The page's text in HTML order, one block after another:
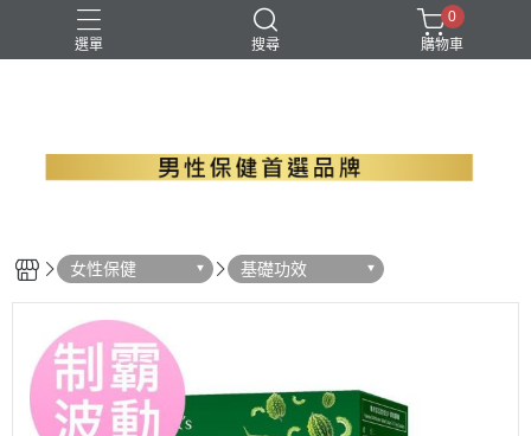
選單 搜尋
B群+馬卡 EPA魚油 瑪卡 精胺酸 螯合鋅
0
購物車
女性保健 基礎功效